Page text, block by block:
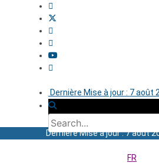
Dernière Mise à jour : 7 août
Dernière Mise à jour : 7 août
FR